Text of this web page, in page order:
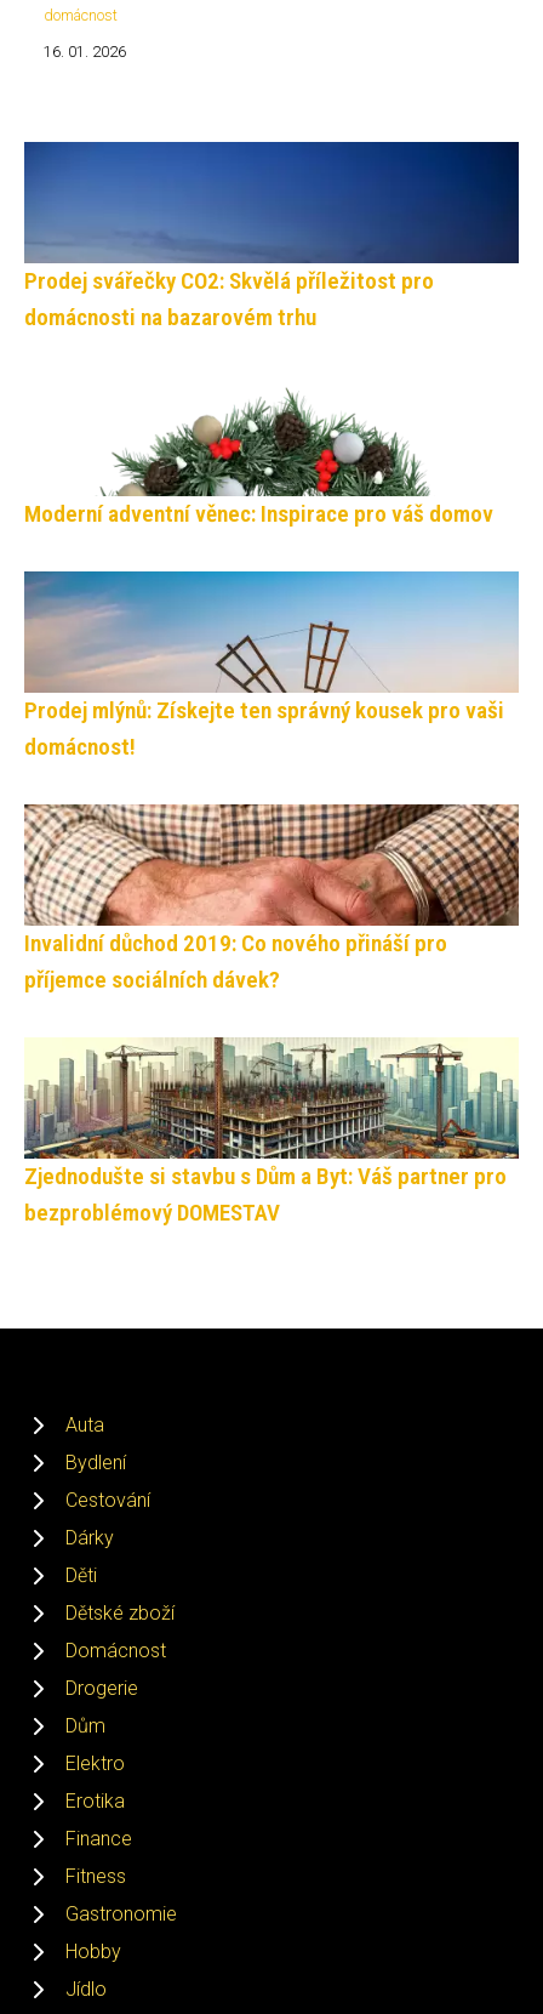
domácnost
16. 01. 2026
Prodej svářečky CO2: Skvělá příležitost pro
domácnosti na bazarovém trhu
Moderní adventní věnec: Inspirace pro váš domov
Prodej mlýnů: Získejte ten správný kousek pro vaši
domácnost!
Invalidní důchod 2019: Co nového přináší pro
příjemce sociálních dávek?
Zjednodušte si stavbu s Dům a Byt: Váš partner pro
bezproblémový DOMESTAV
Auta
Bydlení
Cestování
Dárky
Děti
Dětské zboží
Domácnost
Drogerie
Dům
Elektro
Erotika
Finance
Fitness
Gastronomie
Hobby
Jídlo